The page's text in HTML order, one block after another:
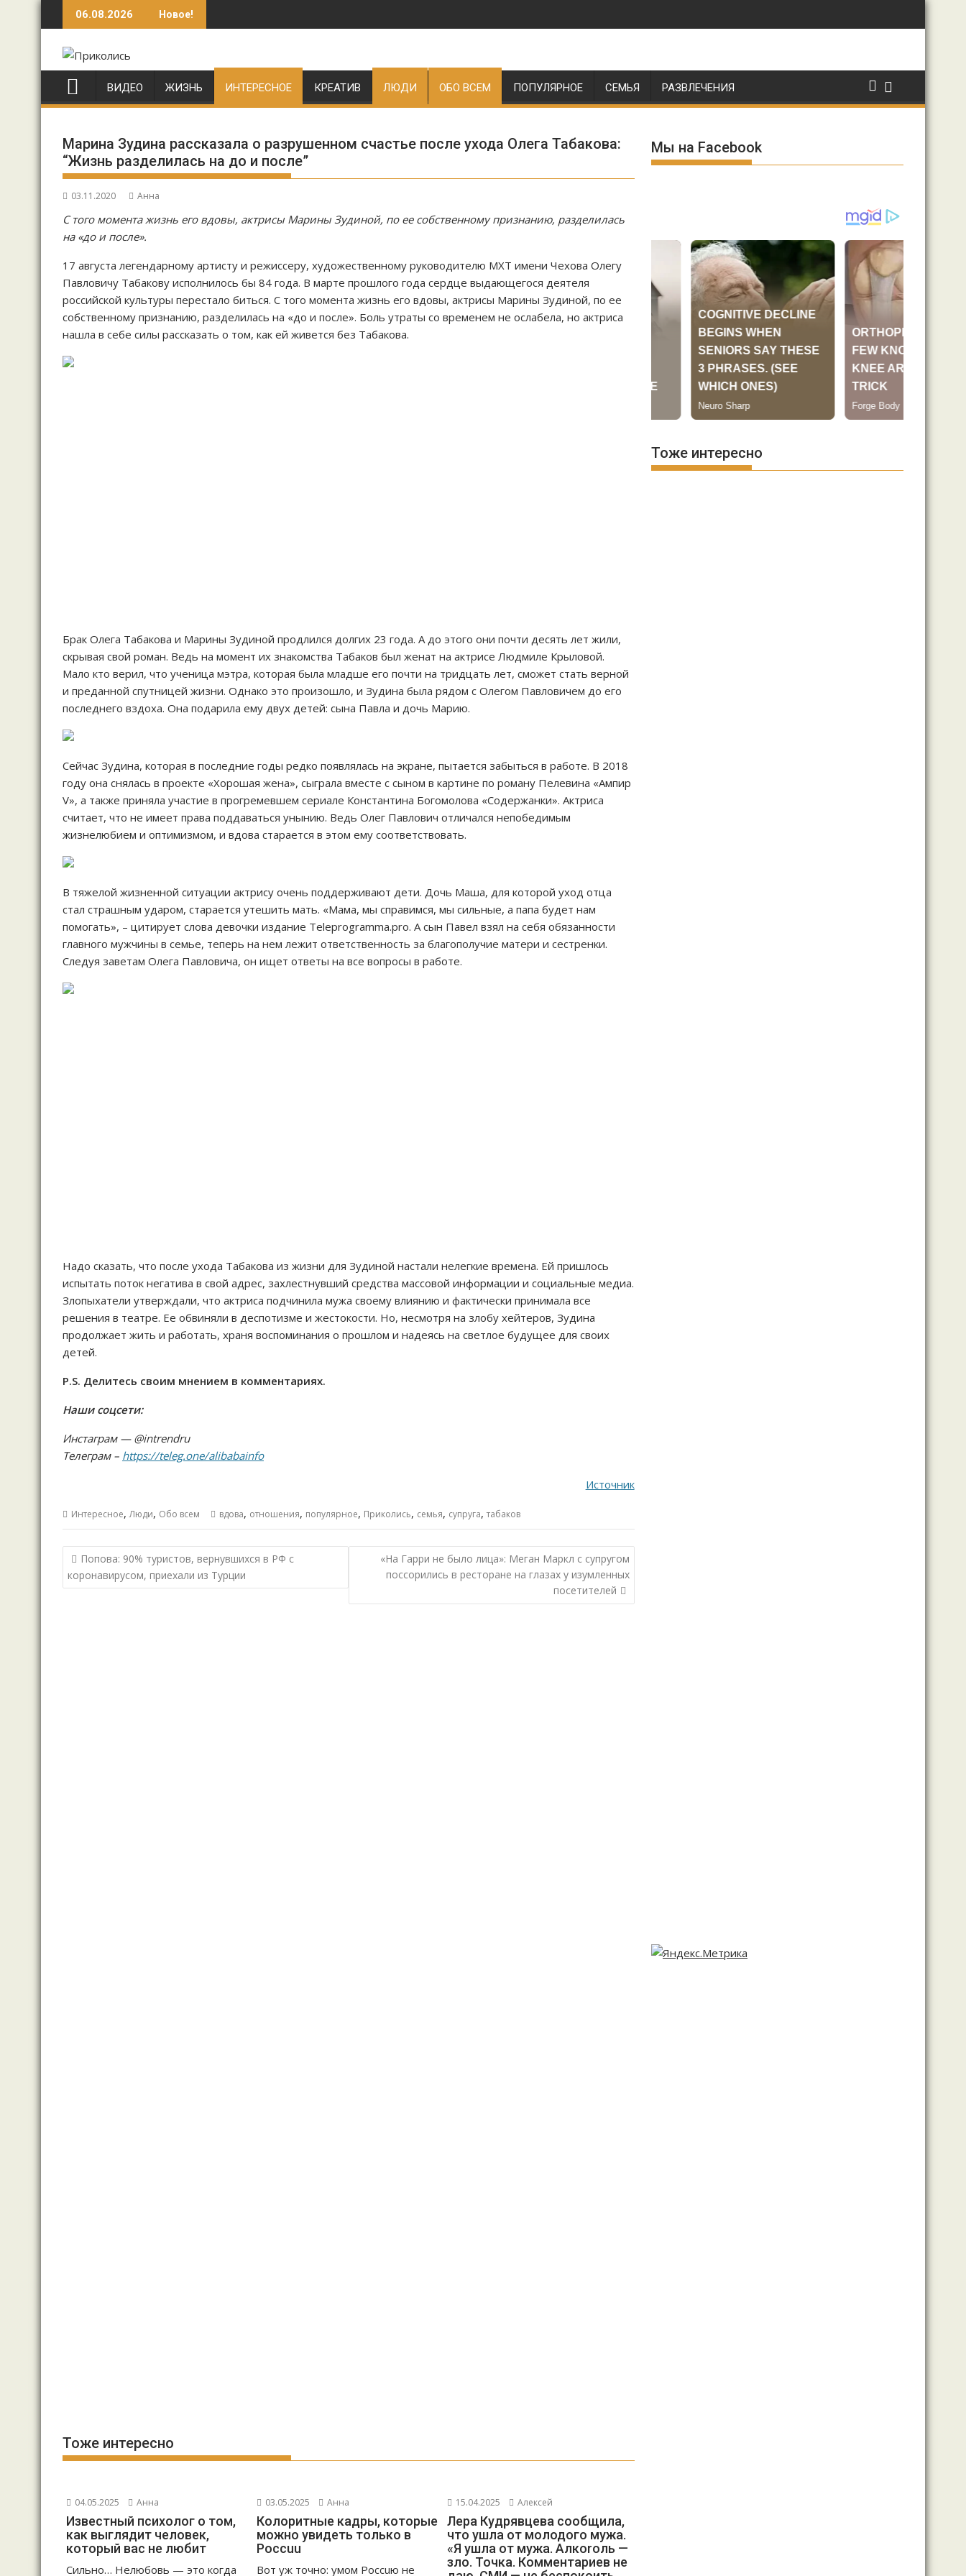
Перейти
к
06.08.2026 Новое!
ВИДЕО ЖИЗНЬ ИНТЕРЕСНОЕ КРЕАТИВ ЛЮДИ ОБО ВСЕМ ПОПУЛЯРНОЕ СЕМЬЯ РАЗВЛЕЧЕНИЯ
Марина Зудина рассказала о разрушенном счастье после ухода Олега Табакова:
“Жизнь разделилась на до и после”
03.11.2020 Анна
С того момента жизнь его вдовы, актрисы Марины Зудиной, по ее собственному признанию, разделилась
на «до и после».
17 августа легендарному артисту и режиссеру, художественному руководителю МХТ имени Чехова Олегу
Павловичу Табакову исполнилось бы 84 года. В марте прошлого года сердце выдающегося деятеля
российской культуры перестало биться. С того момента жизнь его вдовы, актрисы Марины Зудиной, по ее
собственному признанию, разделилась на «до и после». Боль утраты со временем не ослабела, но актриса
нашла в себе силы рассказать о том, как ей живется без Табакова.
Брак Олега Табакова и Марины Зудиной продлился долгих 23 года. А до этого они почти десять лет жили,
скрывая свой роман. Ведь на момент их знакомства Табаков был женат на актрисе Людмиле Крыловой.
Мало кто верил, что ученица мэтра, которая была младше его почти на тридцать лет, сможет стать верной
и преданной спутницей жизни. Однако это произошло, и Зудина была рядом с Олегом Павловичем до его
последнего вздоха. Она подарила ему двух детей: сына Павла и дочь Марию.
Сейчас Зудина, которая в последние годы редко появлялась на экране, пытается забыться в работе. В 2018
году она снялась в проекте «Хорошая жена», сыграла вместе с сыном в картине по роману Пелевина «Ампир
V», а также приняла участие в прогремевшем сериале Константина Богомолова «Содержанки». Актриса
считает, что не имеет права поддаваться унынию. Ведь Олег Павлович отличался непобедимым
жизнелюбием и оптимизмом, и вдова старается в этом ему соответствовать.
В тяжелой жизненной ситуации актрису очень поддерживают дети. Дочь Маша, для которой уход отца
стал страшным ударом, старается утешить мать. «Мама, мы справимся, мы сильные, а папа будет нам
помогать», – цитирует слова девочки издание Teleprogramma.pro. А сын Павел взял на себя обязанности
главного мужчины в семье, теперь на нем лежит ответственность за благополучие матери и сестренки.
Следуя заветам Олега Павловича, он ищет ответы на все вопросы в работе.
Надо сказать, что после ухода Табакова из жизни для Зудиной настали нелегкие времена. Ей пришлось
испытать поток негатива в свой адрес, захлестнувший средства массовой информации и социальные медиа.
Злопыхатели утверждали, что актриса подчинила мужа своему влиянию и фактически принимала все
решения в театре. Ее обвиняли в деспотизме и жестокости. Но, несмотря на злобу хейтеров, Зудина
продолжает жить и работать, храня воспоминания о прошлом и надеясь на светлое будущее для своих
детей.
P.S. Делитесь своим мнением в комментариях.
Наши соцсети:
Инстаграм — @intrendru
Телеграм – https://teleg.one/alibabainfo
Источник
Интересное,Люди, Обо всем вдова, отношения, популярное, Приколись, семья, супруга, табаков
Навигация
по
записям
Попова: 90% туристов, вернувшихся в РФ с
коронавирусом, приехали из Турции
«На Гарри не было лица»: Меган Маркл с супругом
поссорились в ресторане на глазах у изумленных
посетителей
Тоже интересно
04.05.2025 Анна
Известный психолог о том,
как выглядит человек,
который вас не любит
Сильно… Нелюбовь — это когда
03.05.2025 Анна
Колоритные кадры, которые
можно увидеть только в
Россuu
Вот уж точно: умом Россuю не
15.04.2025 Алексей
Лера Кудрявцева сообщила,
что ушла от молодого мужа.
«Я ушла от мужа. Алкоrоль —
зло. Точка. Комментариев не
Мы на Facebook
Тоже интересно